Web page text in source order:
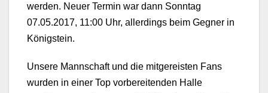
werden. Neuer Termin war dann Sonntag
07.05.2017, 11:00 Uhr, allerdings beim Gegner in
Königstein.
Unsere Mannschaft und die mitgereisten Fans
wurden in einer Top vorbereitenden Halle